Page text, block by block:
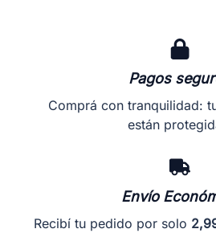
pueden
en
página
de
Pagos
Comprá con tranquilidad:
están
Envío
Recibí tu pedido por solo